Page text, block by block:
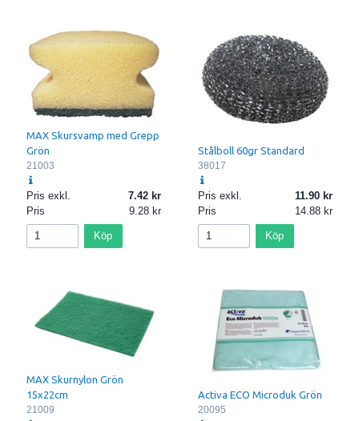
MAX Skursvamp med Grepp
Grön
21003
Pris exkl.
7.42
Pris
9.28
Köp
Stålboll 60gr Standard
38017
Pris exkl.
11.90
Pris
14.88
Köp
MAX Skurnylon Grön
15x22cm
21009
Activa ECO Microduk Grön
20095